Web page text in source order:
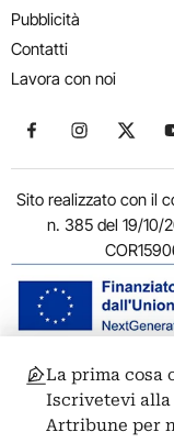
Pubblicità
Contatti
Lavora con noi
Seguici suSeguici su
Sito realizzato con il
n. 385 del 19/10/
© 2011-2026
00186 Roma - P.I.
Privacy:
La prima cosa
Iscrivetevi
Artribune per